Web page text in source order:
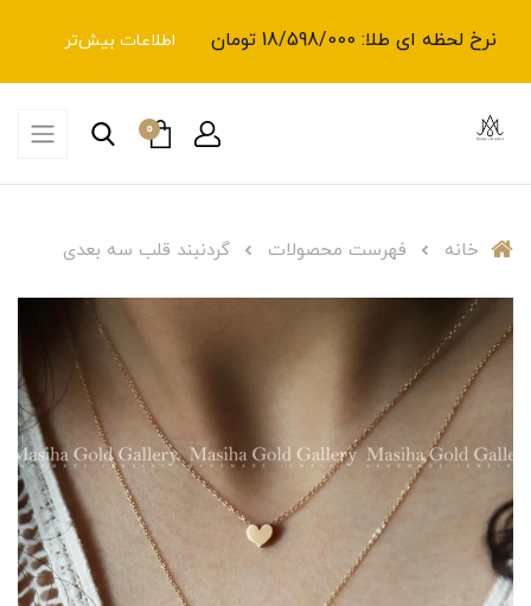
نرخ لحظه ای طلا: 18/598/000 تومان اطلاعات بیش‌تر
0
خانه فهرست محصولات گردنبند قلب سه بعدی